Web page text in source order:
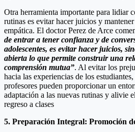
Otra herramienta importante para lidiar
rutinas es evitar hacer juicios y
empática. El doctor Perez de Arce
de entrar a tener confianza y de
adolescentes, es evitar hacer juicios,
abierta lo que permite construir una
comprensión mutua”. Al evitar los
hacia las experiencias de los
profesores pueden proporcionar un
adaptación a las nuevas rutinas y alivie
regreso a clases
5. Preparación Integral: Promoción